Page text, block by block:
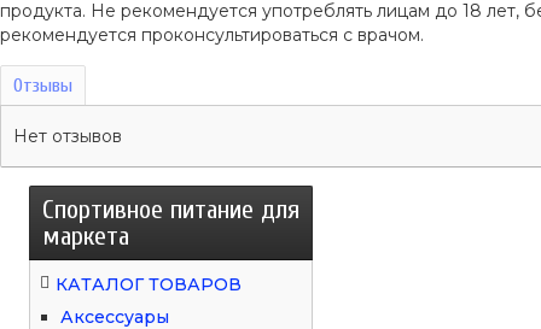
продукта. Не рекомендуется употреблять лицам до 18
рекомендуется проконсультироваться с врачом.
Отзывы
Нет отзывов
Спортивное питание для
маркета
КАТАЛОГ ТОВАРОВ
Аксессуары